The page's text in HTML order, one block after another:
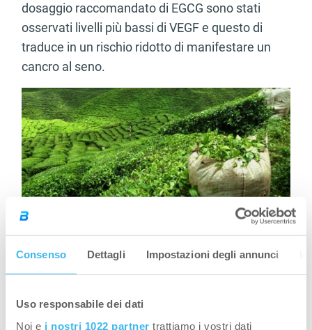
Consenso Dettagli Impostazioni degli annunci
Uso responsabile dei dati
Noi e i nostri 1022 partner trattiamo i vostri dati
dosaggio raccomandato di EGCG sono stati
osservati livelli più bassi di VEGF e questo di
traduce in un rischio ridotto di manifestare un
cancro al seno.
Assumendo 400-500 mg di EGCG è possibile
essere precisi, comunque, non sono gli EGCG a
bruciare direttamente i grassi, infatti questo